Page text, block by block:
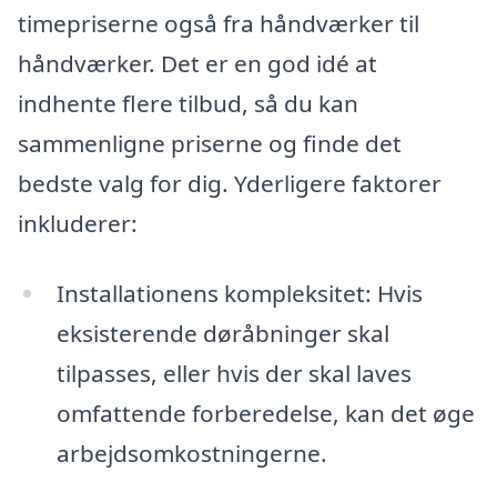
timepriserne også fra håndværker til
håndværker. Det er en god idé at
indhente flere tilbud, så du kan
sammenligne priserne og finde det
bedste valg for dig. Yderligere faktorer
inkluderer:
Installationens kompleksitet: Hvis
eksisterende døråbninger skal
tilpasses, eller hvis der skal laves
omfattende forberedelse, kan det øge
arbejdsomkostningerne.